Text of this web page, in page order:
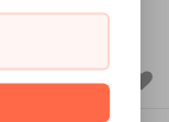
330円(税込)